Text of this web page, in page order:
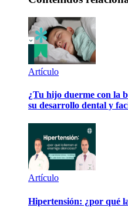
Artículo
¿Tu hijo duerme con la
su desarrollo dental y
Artículo
Hipertensión: ¿por qué